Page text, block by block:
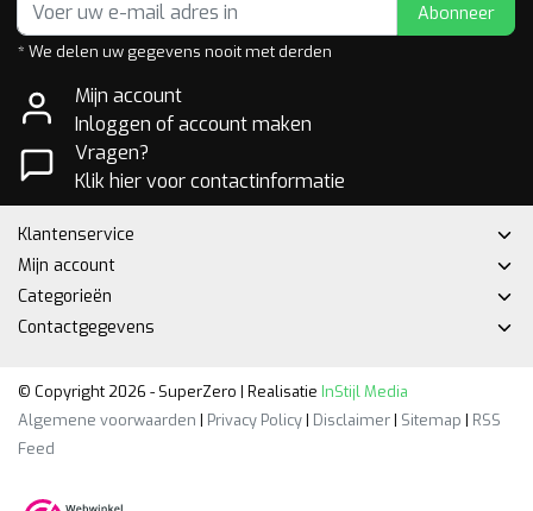
Abonneer
* We delen uw gegevens nooit met derden
Mijn account
Inloggen of account maken
Vragen?
Klik hier voor contactinformatie
Klantenservice
Mijn account
Categorieën
Contactgegevens
© Copyright 2026 - SuperZero | Realisatie InStijl Media
Algemene voorwaarden | Privacy Policy| Disclaimer| Sitemap | RSS
Feed